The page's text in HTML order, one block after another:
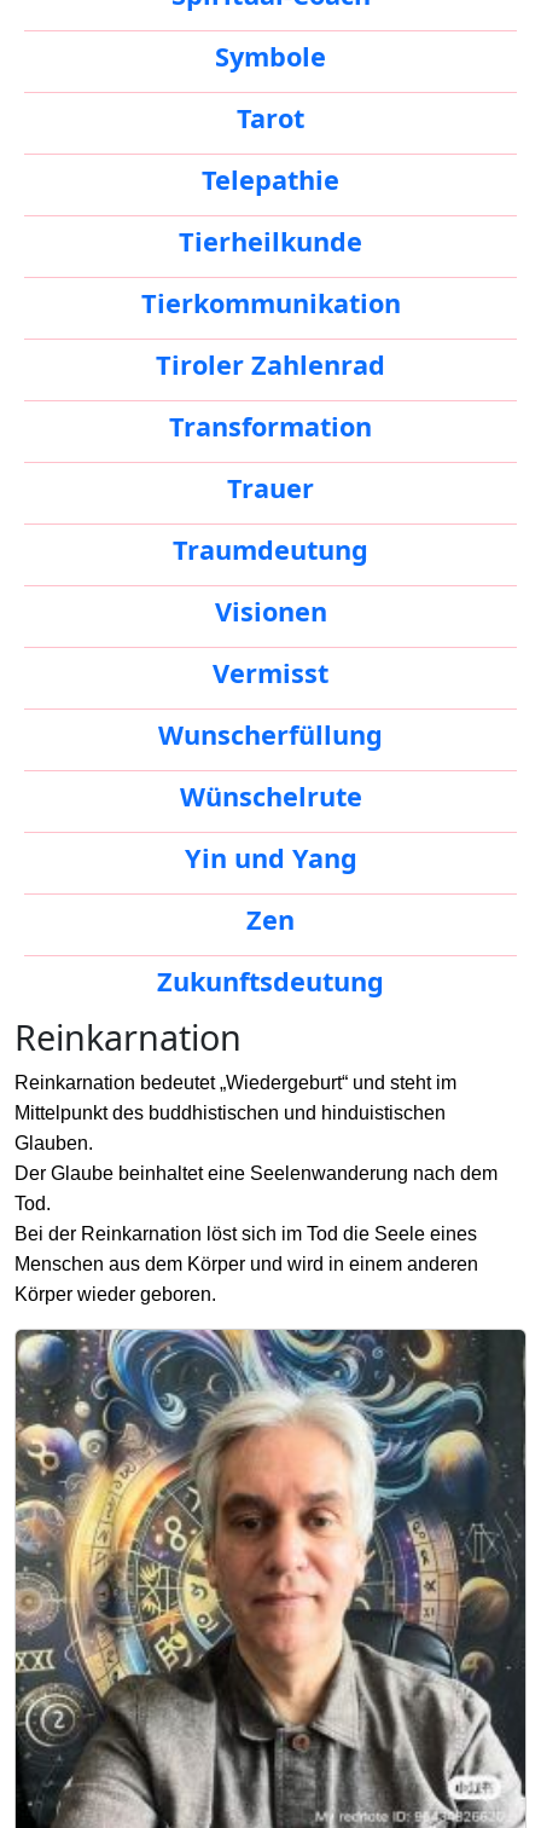
Symbole
Tarot
Telepathie
Tierheilkunde
Tierkommunikation
Tiroler Zahlenrad
Transformation
Trauer
Traumdeutung
Visionen
Vermisst
Wunscherfüllung
Wünschelrute
Yin und Yang
Zen
Zukunftsdeutung
Reinkarnation
Reinkarnation bedeutet „Wiedergeburt“ und steht im
Mittelpunkt des buddhistischen und hinduistischen
Glauben.
Der Glaube beinhaltet eine Seelenwanderung nach dem
Tod.
Bei der Reinkarnation löst sich im Tod die Seele eines
Menschen aus dem Körper und wird in einem anderen
Körper wieder geboren.